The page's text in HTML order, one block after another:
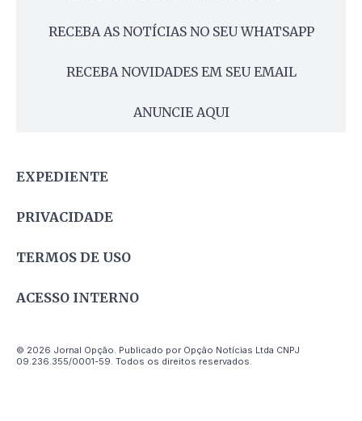
RECEBA AS NOTÍCIAS NO SEU WHATSAPP
RECEBA NOVIDADES EM SEU EMAIL
ANUNCIE AQUI
EXPEDIENTE
PRIVACIDADE
TERMOS DE USO
ACESSO INTERNO
© 2026 Jornal Opção. Publicado por Opção Notícias Ltda CNPJ
09.236.355/0001-59. Todos os direitos reservados.